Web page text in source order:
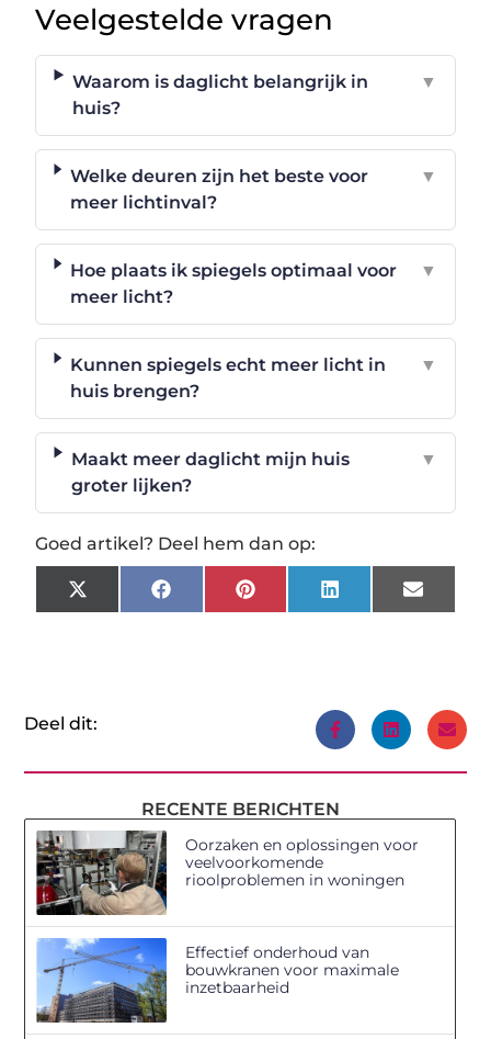
Veelgestelde vragen
Waarom is daglicht belangrijk in
huis?
▼
Welke deuren zijn het beste voor
meer lichtinval?
▼
Hoe plaats ik spiegels optimaal voor
meer licht?
▼
Kunnen spiegels echt meer licht in
huis brengen?
▼
Maakt meer daglicht mijn huis
groter lijken?
▼
Goed artikel? Deel hem dan op:
X
(Twitter)
FacebookPinterestLinkedInEmail
Deel dit:
RECENTE BERICHTEN
Oorzaken en oplossingen voor
veelvoorkomende
rioolproblemen in woningen
Effectief onderhoud van
bouwkranen voor maximale
inzetbaarheid